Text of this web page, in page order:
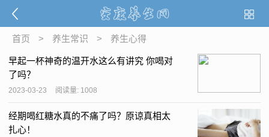
首页 > 养生常识 > 养生心得
早起一杯神奇的温开水这么有讲究 你喝对
了吗？
2023-03-23 阅读量: 1008
经期喝红糖水真的不痛了吗？原谅真相太
扎心！